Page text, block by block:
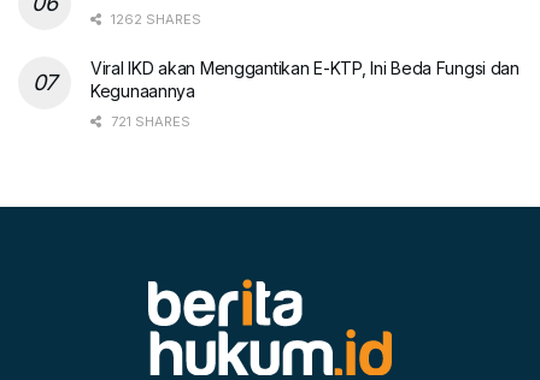
1262 SHARES
Viral IKD akan Menggantikan E-KTP, Ini Beda Fungsi dan
Kegunaannya
721 SHARES